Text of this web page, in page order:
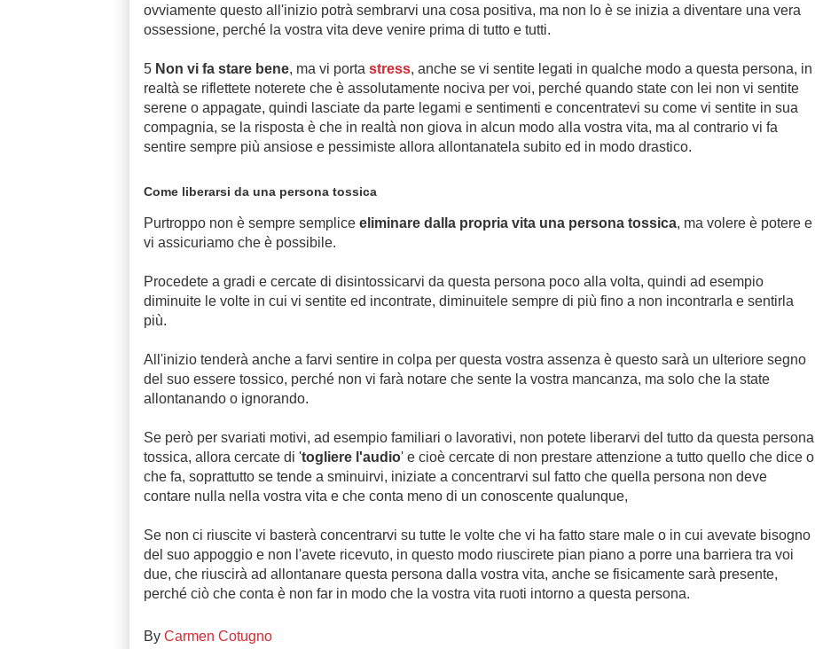
ovviamente questo all'inizio potrà sembrarvi una cosa positiva, ma non lo è se inizia a diventare una vera
ossessione, perché la vostra vita deve venire prima di tutto e tutti.
5 Non vi fa stare bene, ma vi porta stress, anche se vi sentite legati in qualche modo a questa persona, in
realtà se riflettete noterete che è assolutamente nociva per voi, perché quando state con lei non vi sentite
serene o appagate, quindi lasciate da parte legami e sentimenti e concentratevi su come vi sentite in sua
compagnia, se la risposta è che in realtà non giova in alcun modo alla vostra vita, ma al contrario vi fa
sentire sempre più ansiose e pessimiste allora allontanatela subito ed in modo drastico.
Come liberarsi da una persona tossica
Purtroppo non è sempre sempliceeliminare dalla propria vita una persona tossica, ma volere è potere e
vi assicuriamo che è possibile.
Procedete a gradi e cercate di disintossicarvi da questa persona poco alla volta, quindi ad esempio
diminuite le volte in cui vi sentite ed incontrate, diminuitele sempre di più fino a non incontrarla e sentirla
più.
All'inizio tenderà anche a farvi sentire in colpa per questa vostra assenza è questo sarà un ulteriore segno
del suo essere tossico, perché non vi farà notare che sente la vostra mancanza, ma solo che la state
allontanando o ignorando.
Se però per svariati motivi, ad esempio familiari o lavorativi, non potete liberarvi del tutto da questa persona
tossica, allora cercate di 'togliere l'audio' e cioè cercate di non prestare attenzione a tutto quello che dice o
che fa, soprattutto se tende a sminuirvi, iniziate a concentrarvi sul fatto che quella persona non deve
contare nulla nella vostra vita e che conta meno di un conoscente qualunque,
Se non ci riuscite vi basterà concentrarvi su tutte le volte che vi ha fatto stare male o in cui avevate bisogno
del suo appoggio e non l'avete ricevuto, in questo modo riuscirete pian piano a porre una barriera tra voi
due, che riuscirà ad allontanare questa persona dalla vostra vita, anche se fisicamente sarà presente,
perché ciò che conta è non far in modo che la vostra vita ruoti intorno a questa persona.
By Carmen Cotugno